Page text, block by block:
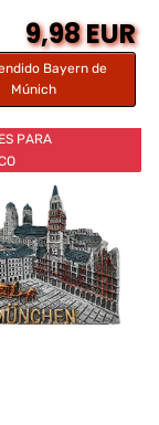
9,98 EUR
Bayern de
Múnich
PARA